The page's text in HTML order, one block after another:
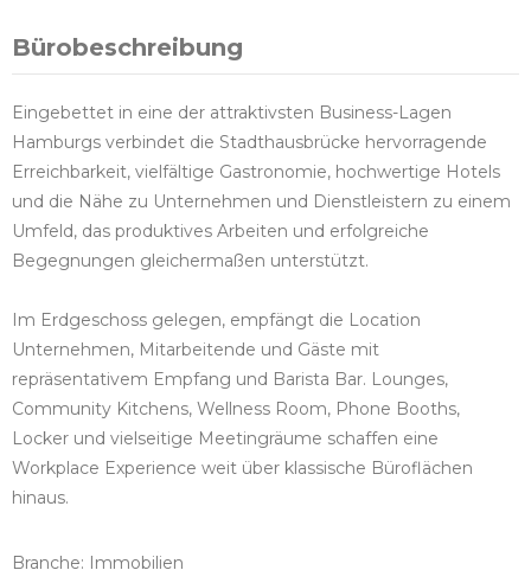
Bürobeschreibung
Eingebettet in eine der attraktivsten Business-Lagen
Hamburgs verbindet die Stadthausbrücke hervorragende
Erreichbarkeit, vielfältige Gastronomie, hochwertige Hotels
und die Nähe zu Unternehmen und Dienstleistern zu einem
Umfeld, das produktives Arbeiten und erfolgreiche
Begegnungen gleichermaßen unterstützt.
Im Erdgeschoss gelegen, empfängt die Location
Unternehmen, Mitarbeitende und Gäste mit
repräsentativem Empfang und Barista Bar. Lounges,
Community Kitchens, Wellness Room, Phone Booths,
Locker und vielseitige Meetingräume schaffen eine
Workplace Experience weit über klassische Büroflächen
hinaus.
Branche: Immobilien